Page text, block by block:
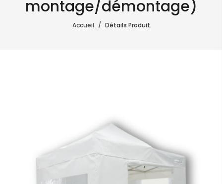
montage/démontage)
Accueil Détails Produit